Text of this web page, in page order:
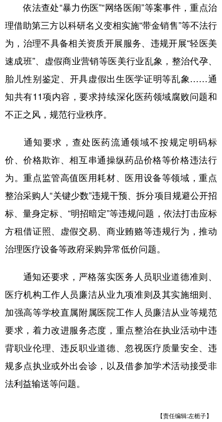
彩票 娱乐 时尚 悦读
公益 一带一路 亚太网 上市公司
文化产业
地方频道
北京 天津 河北 山西
辽宁 吉林 上海 江苏
浙江 安徽 福建 江西
山东 河南 湖北 湖南
四川 贵州 云南
多语种频道
English Español Français عربى
Русский язык 日本語 한국어
Deutsch Português
依法查处“暴力伤医”“网络医闹”等案事件，重点治
理借助第三方以科研名义变相实施“带金销售”等不法行
为，治理不具备相关资质开展服务、违规开展“轻医美
速成班”、虚假商业营销等医美行业乱象，整治代孕、
胎儿性别鉴定、开具虚假出生医学证明等乱象……通
知共有11项内容，要求持续深化医药领域腐败问题和
不正之风，规范行业秩序。
通知要求，查处医药流通领域不按规定明码标
价、价格欺诈、相互串通操纵药品价格等价格违法行
为。重点监管高值医用耗材、医用设备等领域，重点
整治采购人“关键少数”违规干预、拆分项目规避公开招
标、量身定标、“明招暗定”等违规问题，依法打击应标
方租借证照、虚假交易、商业贿赂等违规行为，推动
治理医疗设备等政府采购异常低价问题。
通知还要求，严格落实医务人员职业道德准则、
医疗机构工作人员廉洁从业九项准则及其实施细则、
加强高等学校直属附属医院工作人员廉洁从业等规范
要求，着力改进服务态度，重点整治在执业活动中违
背职业伦理、违反职业道德、忽视医疗质量安全、违
规多点执业或外出会诊，以及借参加学术活动接受非
法利益输送等问题。
【责任编辑:左栀子】